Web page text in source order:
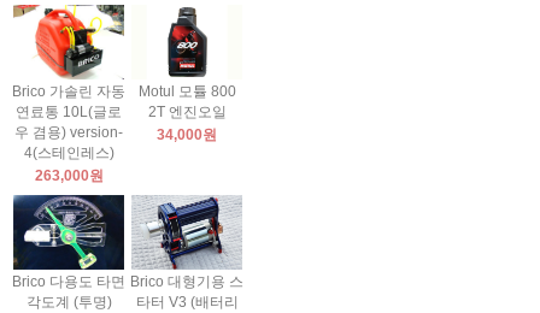
Brico 가솔린 자동
연료통 10L(글로
우 겸용) version-
4(스테인레스)
263,000원
Motul 모튤 800
2T 엔진오일
34,000원
Brico 다용도 타면
각도계 (투명)
Brico 대형기용 스
타터 V3 (배터리